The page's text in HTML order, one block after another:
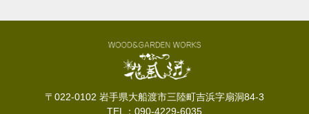
〒022-0102 岩手県大船渡市三陸町吉浜字扇洞84-3
TEL：090-4229-6035